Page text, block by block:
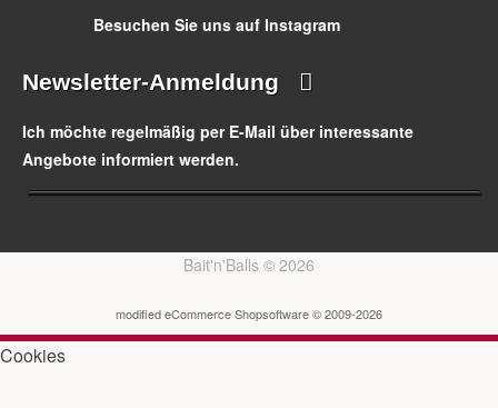
Besuchen Sie uns auf Instagram
Newsletter-Anmeldung
Ich möchte regelmäßig per E-Mail über interessante
Angebote informiert werden.
Bait'n'Balls © 2026
modified eCommerce Shopsoftware © 2009-2026
Cookies